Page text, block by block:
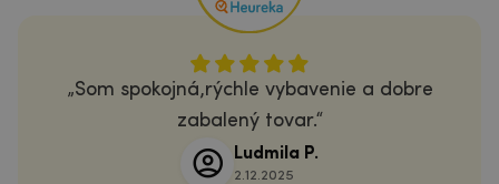
Som spokojná,rýchle vybavenie a dobre
zabalený tovar.
Ludmila P.
2.12.2025